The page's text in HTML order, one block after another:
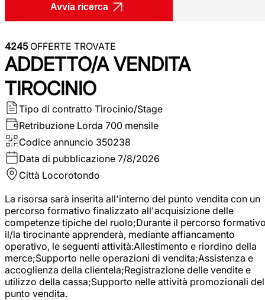
Avvia ricerca
4245OFFERTE TROVATE
ADDETTO/A VENDITA
TIROCINIO
Tipo di contratto Tirocinio/Stage
Retribuzione Lorda 700 mensile
Codice annuncio 350238
Data di pubblicazione 7/8/2026
Città Locorotondo
La risorsa sarà inserita all'interno del punto vendita con un
percorso formativo finalizzato all'acquisizione delle
competenze tipiche del ruolo;Durante il percorso
il/la tirocinante apprenderà, mediante affiancamento
operativo, le seguenti attività:Allestimento e riordino della
merce;Supporto nelle operazioni di vendita;Assistenza e
accoglienza della clientela;Registrazione delle vendite e
utilizzo della cassa;Supporto nelle attività promozionali del
punto vendita.